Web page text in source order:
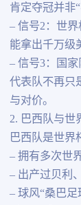
肯定夺冠并非
– 信号2：世
能拿出千万级
– 信号3：国
代表队不再只
与对价。
2. 巴西队与世
巴西队是世界
– 拥有多次世
– 出产过贝利
– 球风“桑巴足